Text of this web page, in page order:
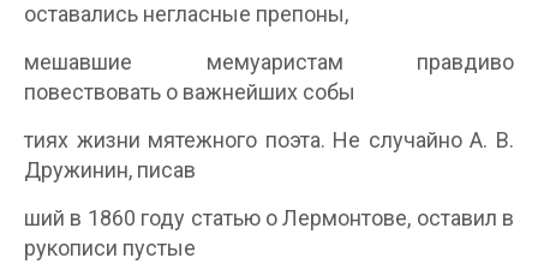
оставались негласные препоны,
мешавшие мемуаристам правдиво
повествовать о важнейших собы­
тиях жизни мятежного поэта. Не случайно А. В.
Дружинин, писав­
ший в 1860 году статью о Лермонтове, оставил в
рукописи пустые